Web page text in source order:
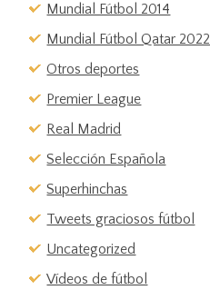
Mundial Fútbol 2014
Mundial Fútbol Qatar 2022
Otros deportes
Premier League
Real Madrid
Selección Española
Superhinchas
Tweets graciosos fútbol
Uncategorized
Vídeos de fútbol